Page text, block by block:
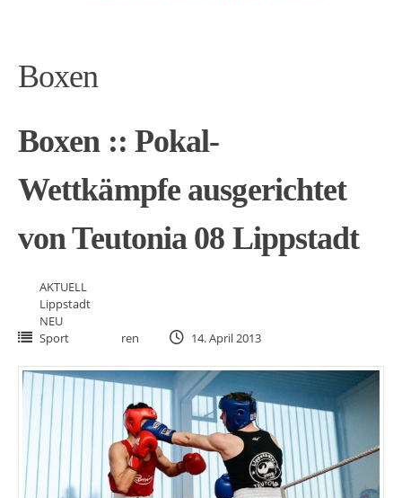
Boxen
Boxen :: Pokal-
Wettkämpfe ausgerichtet
von Teutonia 08 Lippstadt
AKTUELL
Lippstadt
NEU
Sport
ren 14. April 2013